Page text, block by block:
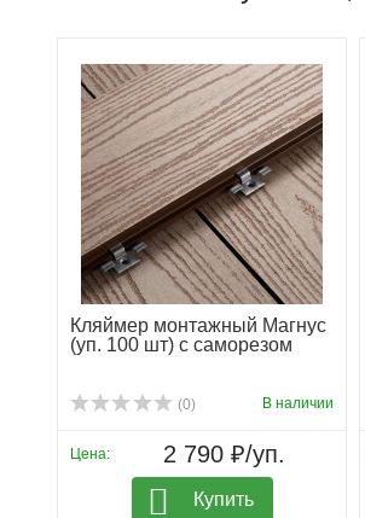
Кляймер монтажный Магнус
(уп. 100 шт) с саморезом
(0) В наличии
Цена: 2 790 ₽/уп.
Купить